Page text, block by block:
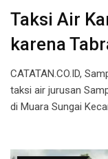
Taksi Air
karena
CATATAN.CO.ID,
taksi air jurusan
di Muara Sungai